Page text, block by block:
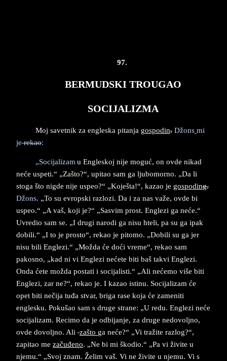
97.
BERMUDSKI TROUGAO
SOCIJALIZMA
Moj savetnik za engleska pitanja gospodin. Džons mi
jerekao:
„Socijalizam u Engleskoj nije moguć, on ovde nikad
neće uspeti.“ „Zašto?“, upitao sam ga ljubomorno. „Da li
stoga što nigde nije uspeo?“ „Koješta!“, kazao je gospoding.
Džons. „To su evropski razlozi. Da i za nas važe, ovde bi
uspeo.“ „A vaš, koji je?“ „Sasvim prost. Englezi ga neće.“
Uvredio sam se. „I drugi narodi ga nisu hteli, pa su ga ipak
dobili.“ „I to je prosto“, rekao je pitomo. „Dobili su ga jer
nisu bili Englezi.“ „Možda će doći vreme“, rekao sam
pakosno, „kad ni vi Englezi nećete biti baš takvi Englezi.
Onda ćete možda postati i socijalisti.“ „Ali nećemo više biti
Englezi, zar ne?“, rekao je. I kazao istinu. Socijalizam će
opet biti nečija tuđa stvar, briga rase koja će zameniti
englesku. Pokušao sam s druge strane: „U redu. Englezi neće
socijalizam. Recimo da je odbijanje, za druge nedovoljno,
ovde dovoljno. Ali zašto ga neće?“ „Vi tražite razlog?“,
zapitao me začuđeno. „Ne bi mi škodio.“ „Pa vi živite u
njemu.“ „Svoj znam. Želim vaš. Vi ne živite u njemu. Vi s